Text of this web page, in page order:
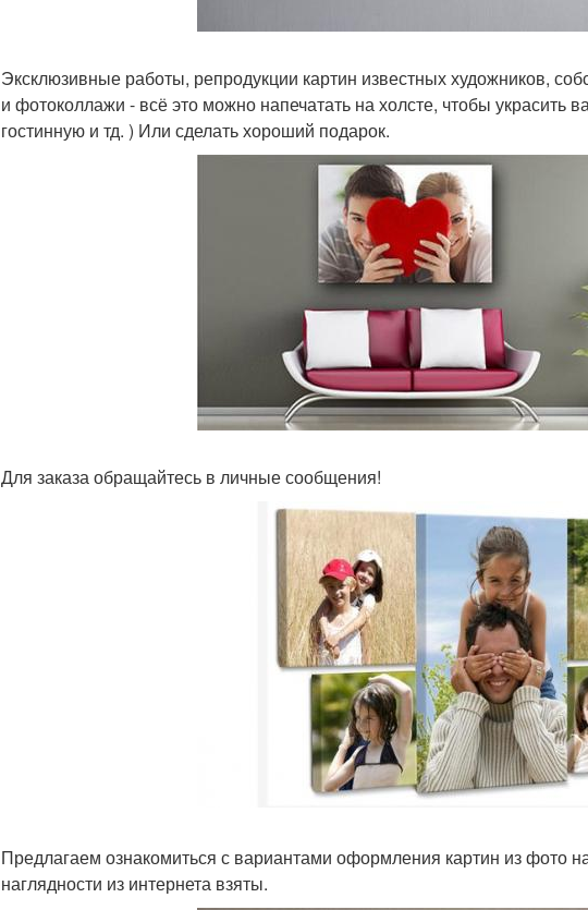
Эксклюзивные работы, репродукции картин известных художников,
и фотоколлажи - всё это можно напечатать на холсте, чтобы украсить
гостинную и тд. ) Или сделать хороший подарок.
Для заказа обращайтесь в личные сообщения!
Предлагаем ознакомиться с вариантами оформления картин из фото
наглядности из интернета взяты.